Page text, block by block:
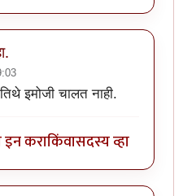
encountered anby
इमोजी चालत नाही.
कराकिंवासदस्य व्हा